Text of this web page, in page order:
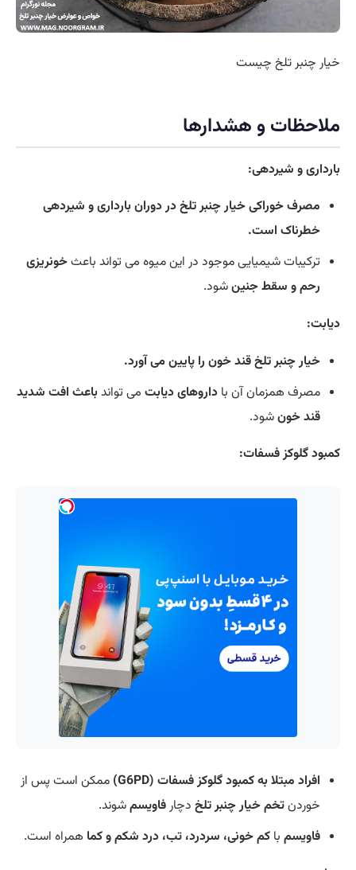
خیار چنبر تلخ چیست
ملاحظات و هشدارها
بارداری و شیردهی:
مصرف خوراکی خیار چنبر تلخ در دوران بارداری و شیردهی
خطرناک است.
ترکیبات شیمیایی موجود در این میوه می تواند باعثخونریزی
رحم و سقط جنینشود.
دیابت:
خیار چنبر تلخ قند خون را پایین می آورد.
مصرف همزمان آن با داروهای دیابت می تواندباعث افت شدید
قند خونشود.
کمبود گلوکز فسفات:
افراد مبتلا به کمبود گلوکز فسفات (G6PD)
ممکن است پس از
خوردنتخم خیار چنبر تلخ دچارفاویسمشوند.
فاویسم با کم خونی، سردرد، تب، درد شکم و کما همراه است.